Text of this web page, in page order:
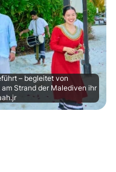
– begleitet von
Strand der Malediven ihr